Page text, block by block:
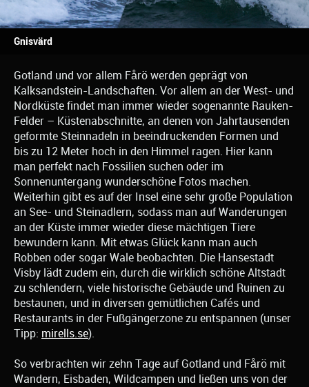
Gnisvärd
Gotland und vor allem Fårö werden geprägt von
Kalksandstein-Landschaften. Vor allem an der West- und
Nordküste findet man immer wieder sogenannte Rauken-
Felder – Küstenabschnitte, an denen von Jahrtausenden
geformte Steinnadeln in beeindruckenden Formen und
bis zu 12 Meter hoch in den Himmel ragen. Hier kann
man perfekt nach Fossilien suchen oder im
Sonnenuntergang wunderschöne Fotos machen.
Weiterhin gibt es auf der Insel eine sehr große Population
an See- und Steinadlern, sodass man auf Wanderungen
an der Küste immer wieder diese mächtigen Tiere
bewundern kann. Mit etwas Glück kann man auch
Robben oder sogar Wale beobachten. Die Hansestadt
Visby lädt zudem ein, durch die wirklich schöne Altstadt
zu schlendern, viele historische Gebäude und Ruinen zu
bestaunen, und in diversen gemütlichen Cafés und
Restaurants in der Fußgängerzone zu entspannen (unser
Tipp: mirells.se).
So verbrachten wir zehn Tage auf Gotland und Fårö mit
Wandern, Eisbaden, Wildcampen und ließen uns von der